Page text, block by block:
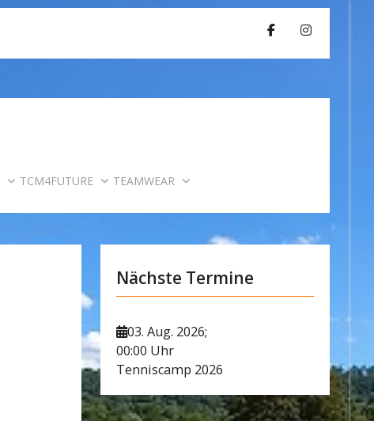
TCM4FUTURE TEAMWEAR
Nächste Termine
03. Aug. 2026;
00:00 Uhr
Tenniscamp 2026